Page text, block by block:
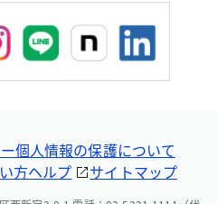
個人情報の保護について
方ヘルプ サイトマップ